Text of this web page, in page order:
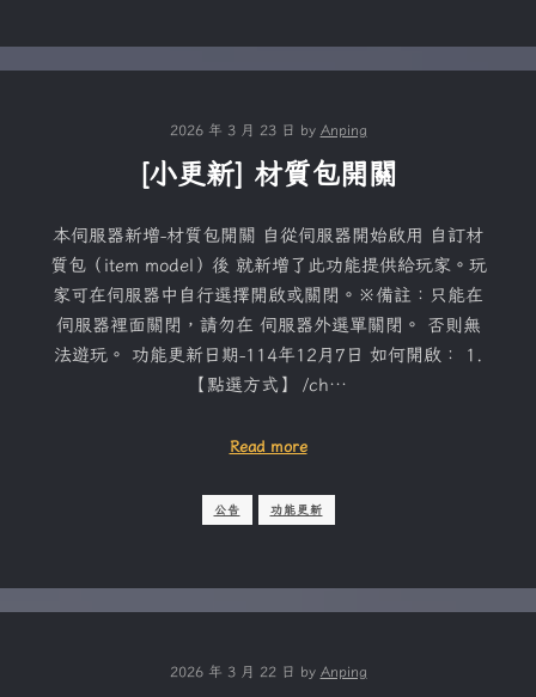
2026 年 3 月 23 日 by Anping
[小更新] 材質包開關
本伺服器新增-材質包開關 自從伺服器開始啟用 自訂材
質包（item model）後 就新增了此功能提供給玩家。玩
家可在伺服器中自行選擇開啟或關閉。※備註：只能在
伺服器裡面關閉，請勿在 伺服器外選單關閉。 否則無
法遊玩。 功能更新日期-114年12月7日 如何開啟： 1.
【點選方式】 /ch…
Read more
公告 功能更新
2026 年 3 月 22 日 by Anping